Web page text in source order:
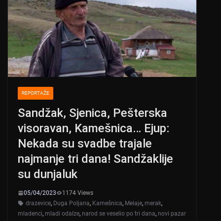
p
o
k
REPORTAŽE
Sandžak, Sjenica, Pešterska
visoravan, Kamešnica… Ejup:
Nekada su svadbe trajale
najmanje tri dana! Sandžaklije
su dunjaluk
05/04/2023
1174 Views
drazevice, Duga Poljana, Kamešnica, Melaje, merak,
mladenci, mladi odalze, narod se veselio po tri dana, novi pazar